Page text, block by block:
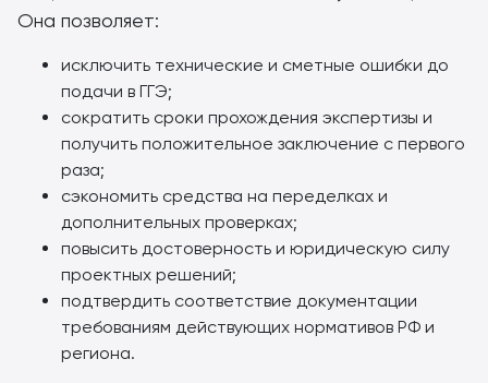
Она позволяет:
исключить технические и сметные ошибки до
подачи в ГГЭ;
сократить сроки прохождения экспертизы и
получить положительное заключение с первого
раза;
сэкономить средства на переделках и
дополнительных проверках;
повысить достоверность и юридическую силу
проектных решений;
подтвердить соответствие документации
требованиям действующих нормативов РФ и
региона.